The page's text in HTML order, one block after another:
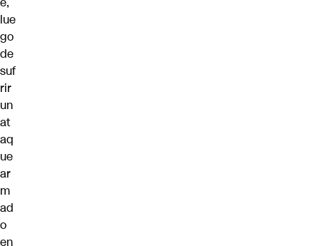
lue
go
de
suf
rir
un
at
aq
ue
ar
m
ad
o
en